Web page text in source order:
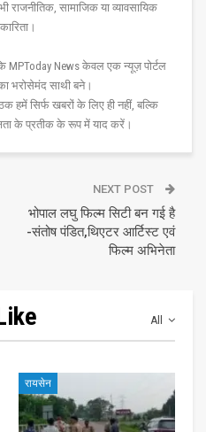
राजनीतिक, सामाजिक या व्यावसायिक
MPToday News केवल एक न्यूज़ पोर्टल
भरोसेमंद साथी बने।
हमें सिर्फ खबरों के लिए ही नहीं, बल्कि
के प्रतीक के रूप में याद करें।
NEXT POST
भोपाल लघु फिल्म सिटी बन गई है
-संतोष पंडित,थिएटर आर्टिस्ट एवं
फिल्म अभिनेता
All
रायसेन